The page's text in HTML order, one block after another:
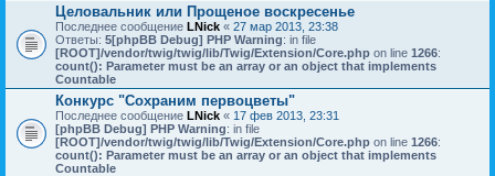
Целовальник или Прощеное воскресенье
Последнее сообщение LNick « 27 мар 2013, 23:38
Ответы: 5[phpBB Debug] PHP Warning: in file
[ROOT]/vendor/twig/twig/lib/Twig/Extension/Core.php on line 1266:
count(): Parameter must be an array or an object that implements
Countable
Конкурс "Сохраним первоцветы"
Последнее сообщение LNick « 17 фев 2013, 23:31
[phpBB Debug] PHP Warning: in file
[ROOT]/vendor/twig/twig/lib/Twig/Extension/Core.php on line 1266:
count(): Parameter must be an array or an object that implements
Countable